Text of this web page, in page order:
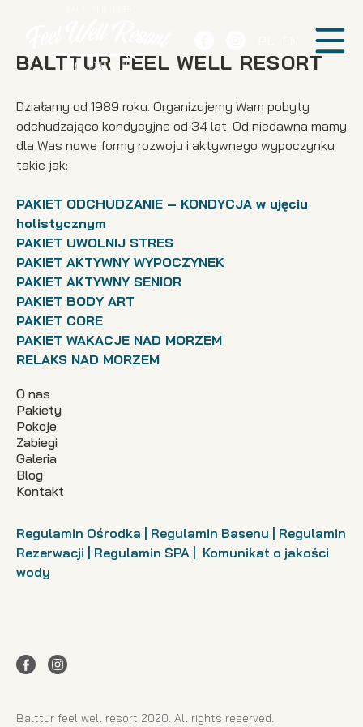
BALTTUR FEEL WELL RESORT
Działamy od 1989 roku. Organizujemy Wam pobyty
odchudzająco kondycyjne od 34 lat. Od niedawna mamy
dla Was nowe formy rozwoju i aktywnego wypoczynku
takie jak:
PAKIET ODCHUDZANIE – KONDYCJA w ujęciu
holistycznym
PAKIET UWOLNIJ STRES
PAKIET AKTYWNY WYPOCZYNEK
PAKIET AKTYWNY SENIOR
PAKIET BODY ART
PAKIET CORE
PAKIET WAKACJE NAD MORZEM
RELAKS NAD MORZEM
O nas
Pakiety
Pokoje
Zabiegi
Galeria
Blog
Kontakt
Regulamin Ośrodka Regulamin Basenu
Regulamin
Rezerwacji
Regulamin SPA
Komunikat o jakości
wody
Balttur feel well resort 2020. All rights reserved.